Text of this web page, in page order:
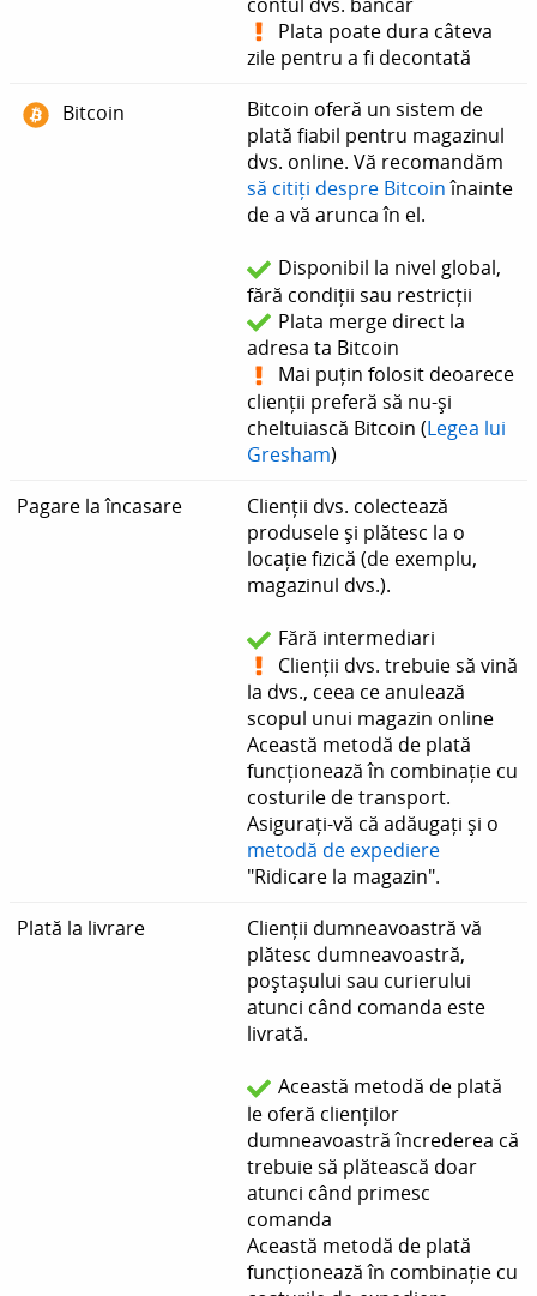
Plata poate dura câteva
zile pentru a fi decontată
Bitcoin
Bitcoin oferă un sistem de
plată fiabil pentru magazinul
dvs. online. Vă recomandăm
să citiți despre Bitcoinînainte
de a vă arunca în el.
Disponibil la nivel global,
fără condiții sau restricții
Plata merge direct la
adresa ta Bitcoin
Mai puțin folosit deoarece
clienții preferă să nu-și
cheltuiască Bitcoin (Legea lui
Gresham)
Pagare la încasare
Clienții dvs. colectează
produsele și plătesc la o
locație fizică (de exemplu,
magazinul dvs.).
Fără intermediari
Clienții dvs. trebuie să vină
la dvs., ceea ce anulează
scopul unui magazin online
Această metodă de plată
funcționează în combinație cu
costurile de transport.
Asigurați-vă că adăugați și o
metodă de expediere
"Ridicare la magazin".
Plată la livrare
Clienții dumneavoastră vă
plătesc dumneavoastră,
poștașului sau curierului
atunci când comanda este
livrată.
Această metodă de plată
le oferă clienților
dumneavoastră încrederea că
trebuie să plătească doar
atunci când primesc
comanda
Această metodă de plată
funcționează în combinație cu